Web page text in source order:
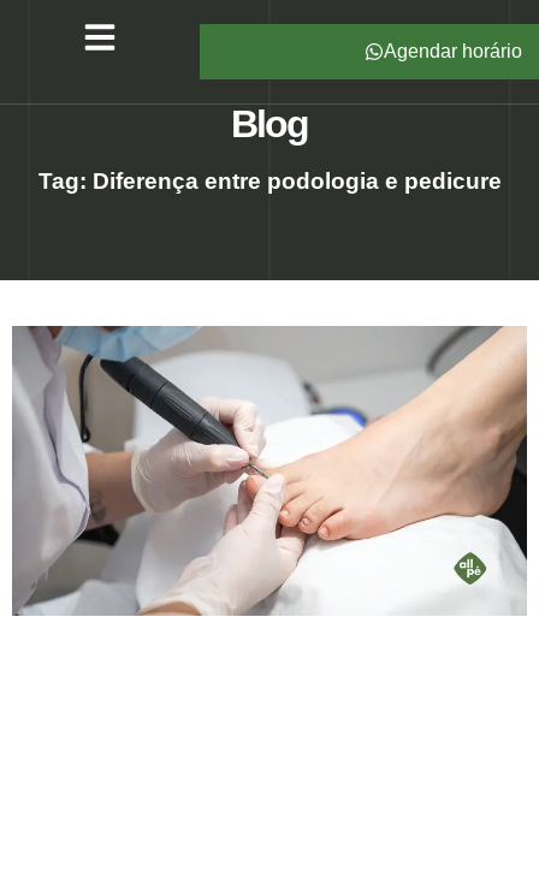
Agendar horário
Blog
Tag: Diferença entre podologia e pedicure